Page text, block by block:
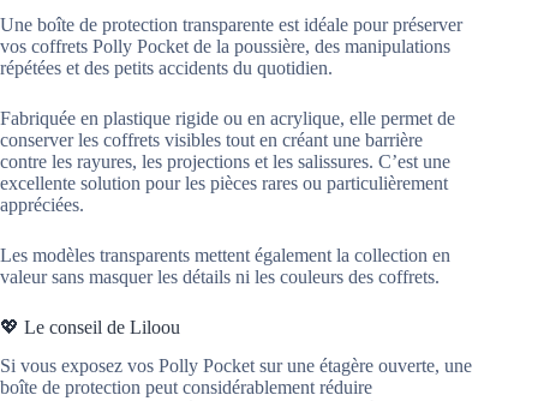
Une boîte de protection transparente est idéale pour préserver
vos coffrets Polly Pocket de la poussière, des manipulations
répétées et des petits accidents du quotidien.
Fabriquée en plastique rigide ou en acrylique, elle permet de
conserver les coffrets visibles tout en créant une barrière
contre les rayures, les projections et les salissures. C’est une
excellente solution pour les pièces rares ou particulièrement
appréciées.
Les modèles transparents mettent également la collection en
valeur sans masquer les détails ni les couleurs des coffrets.
💖 Le conseil de Liloou
Si vous exposez vos Polly Pocket sur une étagère ouverte, une
boîte de protection peut considérablement réduire